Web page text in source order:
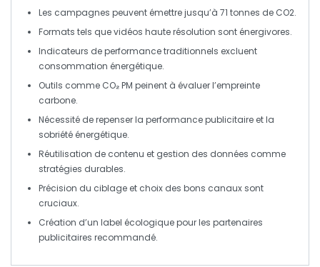
Les campagnes peuvent émettre jusqu’à 71 tonnes de CO2.
Formats tels quevidéos haute résolution sont énergivores.
Indicateurs de performance traditionnels excluent
consommation énergétique.
Outils comme CO₂ PM peinent à évaluer l’empreinte
carbone.
Nécessité de repenser la performance publicitaire et la
sobriété énergétique.
Réutilisation de contenu et gestion des données comme
stratégies durables.
Précision du ciblage et choix des bons canaux sont
cruciaux.
Création d’un label écologiquepour les partenaires
publicitaires recommandé.